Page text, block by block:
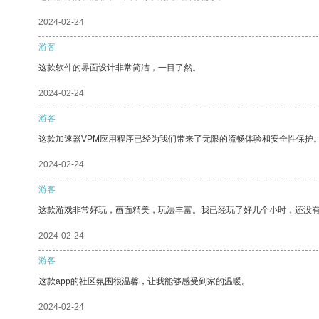
2024-02-24
游客
这款软件的界面设计非常简洁，一目了然。
2024-02-24
游客
这款加速器VPM应用程序已经为我们带来了无限的流畅体验和安全性保护。
2024-02-24
游客
这款游戏非常好玩，画面精美，玩法丰富。我已经玩了好几个小时，还没有
2024-02-24
游客
这款app的社区氛围很温馨，让我能够感受到家的温暖。
2024-02-24